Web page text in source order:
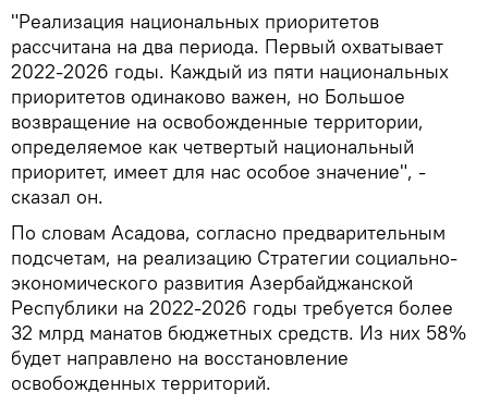
"Реализация национальных приоритетов
рассчитана на два периода. Первый охватывает
2022-2026 годы. Каждый из пяти национальных
приоритетов одинаково важен, но Большое
возвращение на освобожденные территории,
определяемое как четвертый национальный
приоритет, имеет для нас особое значение", -
сказал он.
По словам Асадова, согласно предварительным
подсчетам, на реализацию Стратегии социально-
экономического развития Азербайджанской
Республики на 2022-2026 годы требуется более
32 млрд манатов бюджетных средств. Из них 58%
будет направлено на восстановление
освобожденных территорий.